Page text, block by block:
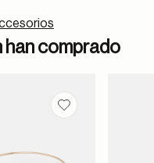
han comprado
Guardar en